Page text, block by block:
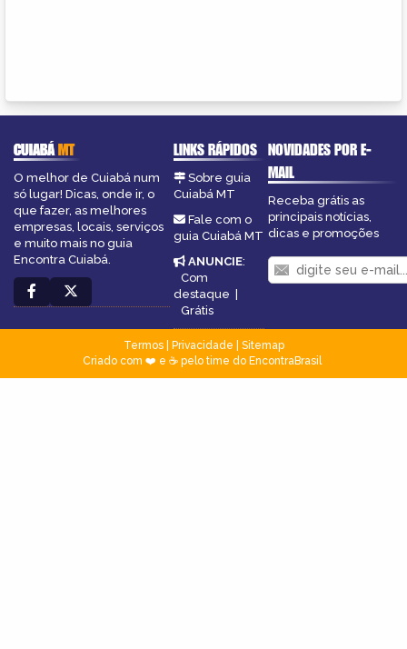
CUIABÁMT
O melhor de Cuiabá num
só lugar! Dicas, onde ir, o
que fazer, as melhores
empresas, locais, serviços
e muito mais no guia
Encontra Cuiabá.
LINKS RÁPIDOS
Sobre guia
Cuiabá MT
Fale com o
guia Cuiabá MT
ANUNCIE:
Com
destaque |
Grátis
NOVIDADES POR E-
MAIL
Receba grátis as
principais notícias,
dicas e promoções
Termos| Privacidade
Sitemap
Criado com ❤️ e ☕ pelo time do EncontraBrasil